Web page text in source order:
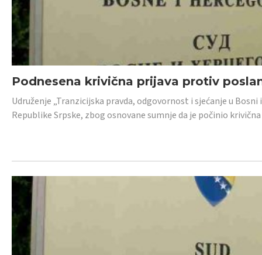
Podnesena krivična prijava protiv
Udruženje „Tranzicijska pravda, odgovornost i sjećanje u
Republike Srpske, zbog osnovane sumnje da je počinio